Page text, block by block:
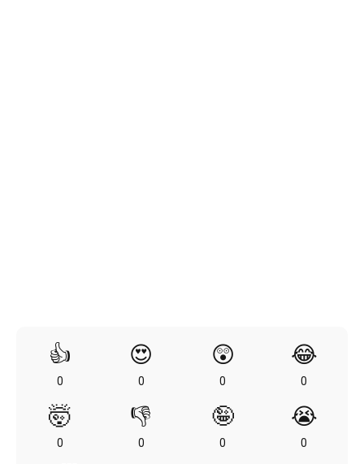
👍
0
😍
0
😲
0
😂
0
🤯
0
👎
0
🤪
0
😭
0